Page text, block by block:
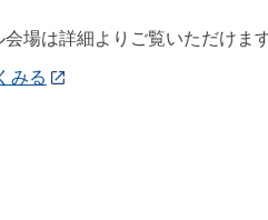
会場は詳細よりご覧いただけます
みる